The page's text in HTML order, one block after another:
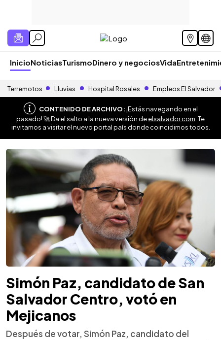
InicioNoticiasTurismoDinero y negociosVida
Terremotos Lluvias Hospital Rosales Empleos El Salvador
CONTENIDO DE ARCHIVO:¡Estás navegando en el
pasado! 🚀 Da el salto a la nueva versión deelsalvador.com . Te
invitamos a visitar el nuevo portal país donde coincidimos todos.
Simón Paz, candidato de San
Salvador Centro, votó en
Mejicanos
Después de votar, Simón Paz, candidato del